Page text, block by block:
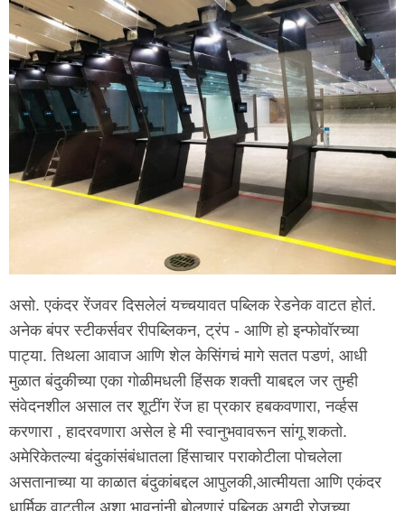
असो. एकंदर रेंजवर दिसलेलं यच्चयावत पब्लिक रेडनेक वाटत होतं.
अनेक बंपर स्टीकर्सवर रीपब्लिकन, ट्रंप - आणि हो इन्फोवॉरच्या
पाट्या. तिथला आवाज आणि शेल केसिंगचं मागे सतत पडणं, आधी
मुळात बंदुकीच्या एका गोळीमधली हिंसक शक्ती याबद्दल जर तुम्ही
संवेदनशील असाल तर शूटींग रेंज हा प्रकार हबकवणारा, नर्व्हस
करणारा , हादरवणारा असेल हे मी स्वानुभवावरून सांगू शकतो.
अमेरिकेतल्या बंदुकांसंबंधातला हिंसाचार पराकोटीला पोचलेला
असतानाच्या या काळात बंदुकांबद्दल आपुलकी,आत्मीयता आणि एकंदर
धार्मिक वाटतील अशा भावनांनी बोलणारं पब्लिक अगदी रोजच्या